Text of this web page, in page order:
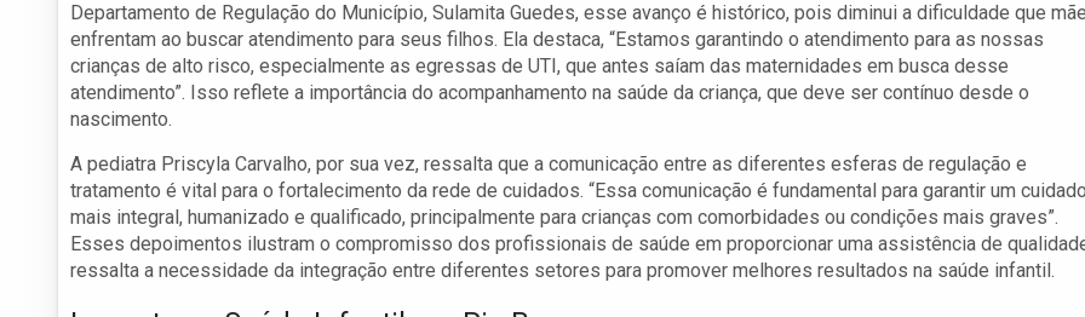
Departamento de Regulação do Município, Sulamita Guedes, esse avanço é histórico, pois diminui a dificuldade que
enfrentam ao buscar atendimento para seus filhos. Ela destaca, “Estamos garantindo o atendimento para as nossas
crianças de alto risco, especialmente as egressas de UTI, que antes saíam das maternidades em busca desse
atendimento”. Isso reflete a importância do acompanhamento na saúde da criança, que deve ser contínuo desde o
nascimento.
A pediatra Priscyla Carvalho, por sua vez, ressalta que a comunicação entre as diferentes esferas de regulação e
tratamento é vital para o fortalecimento da rede de cuidados. “Essa comunicação é fundamental para garantir um
mais integral, humanizado e qualificado, principalmente para crianças com comorbidades ou condições mais graves”.
Esses depoimentos ilustram o compromisso dos profissionais de saúde em proporcionar uma assistência de
ressalta a necessidade da integração entre diferentes setores para promover melhores resultados na saúde infantil.